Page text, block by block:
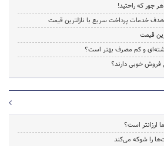
جور که راحتید!
خدمات پرداخت سریع با نازلترین قیمت
قیمت
و کم مصرف بهتر است؟
خوبی دارند؟
ارزانتر است؟
را شوکه می‌کند